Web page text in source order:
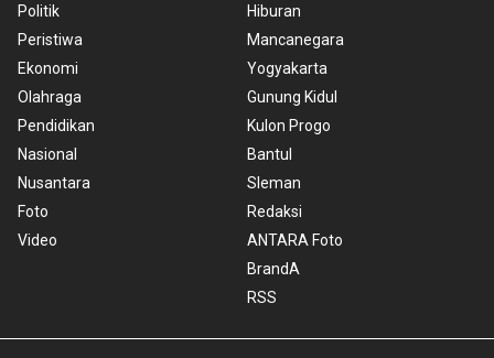
Politik
Peristiwa
Ekonomi
Olahraga
Pendidikan
Nasional
Nusantara
Foto
Video
Hiburan
Mancanegara
Yogyakarta
Gunung Kidul
Kulon Progo
Bantul
Sleman
Redaksi
ANTARA Foto
BrandA
RSS